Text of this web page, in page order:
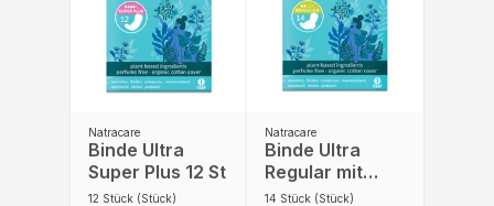
Natracare
Binde Ultra
Super Plus 12 St
12 Stück (Stück)
Natracare
Binde Ultra
Regular mit
Flügeln 14 St
14 Stück (Stück)